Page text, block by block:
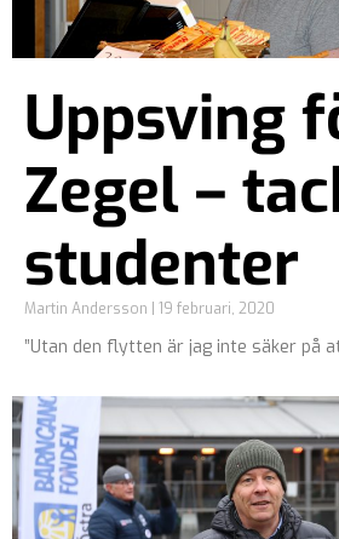
Uppsving
Zegel –
studenter
Martin Andersson 19 februari, 2020
”Utan den flytten är jag inte säker på